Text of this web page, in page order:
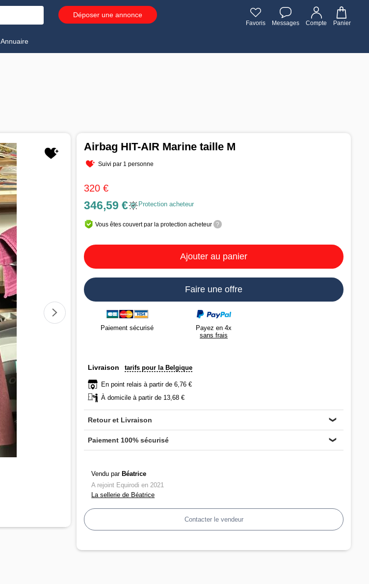
Déposer une annonce
Favoris Messages Compte Panier
Annuaire
Airbag HIT-AIR Marine taille M
Suivi par 1 personne
320 €
346,59 € Protection acheteur
Vous êtes couvert par la protection acheteur ?
Ajouter au panier
Faire une offre
Paiement sécurisé
Payez en 4x
sans frais
Livraison tarifs pour la Belgique
En point relais à partir de 6,76 €
À domicile à partir de 13,68 €
Retour et Livraison ❯
Paiement 100% sécurisé ❯
Vendu parBéatrice
A rejoint Equirodi en 2021
La sellerie de Béatrice
Contacter le vendeur